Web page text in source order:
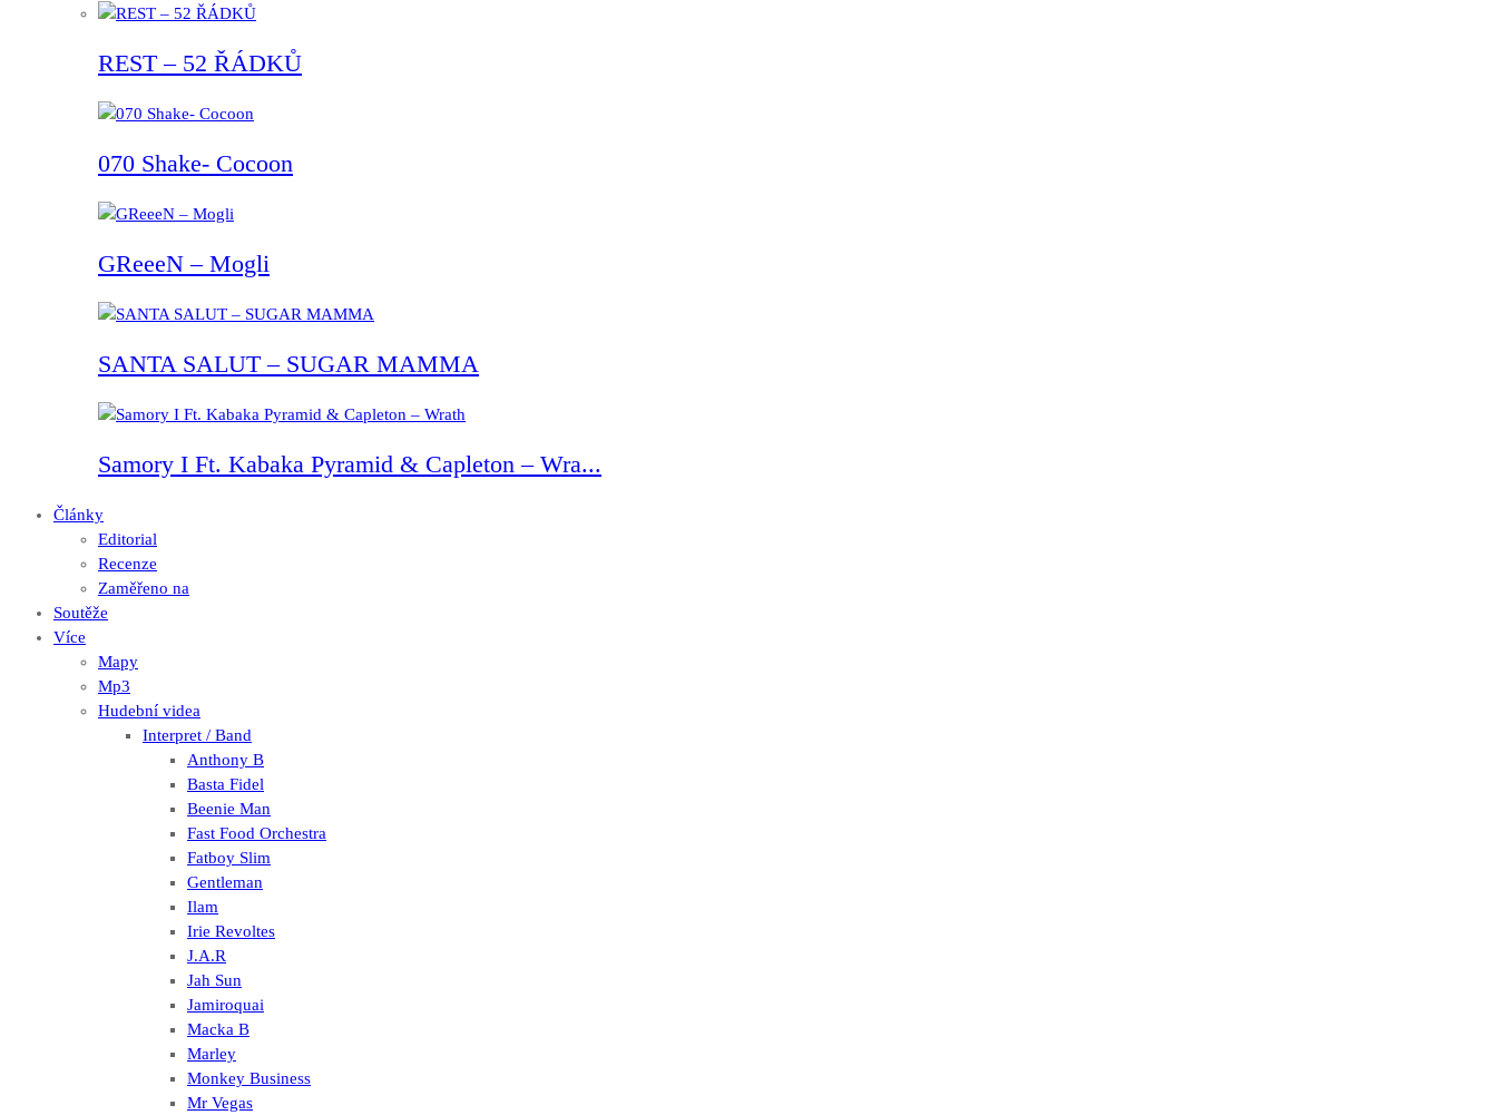
REST – 52 ŘÁDKŮ
070 Shake- Cocoon
GReeeN – Mogli
SANTA SALUT – SUGAR MAMMA
Samory I Ft. Kabaka Pyramid & Capleton – Wra...
Články
Editorial
Recenze
Zaměřeno na
Soutěže
Více
Mapy
Mp3
Hudební videa
Interpret / Band
Anthony B
Basta Fidel
Beenie Man
Fast Food Orchestra
Fatboy Slim
Gentleman
Ilam
Irie Revoltes
J.A.R
Jah Sun
Jamiroquai
Macka B
Marley
Monkey Business
Mr Vegas